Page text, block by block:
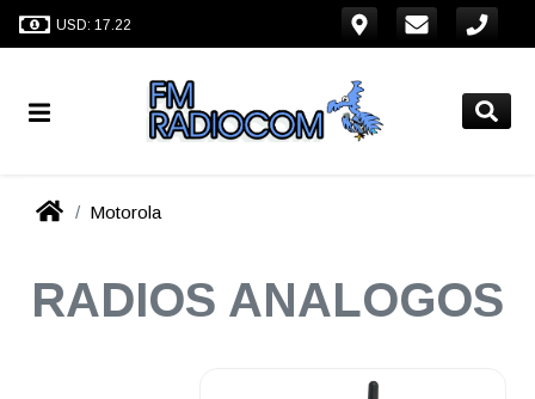
USD: 17.22
Motorola
RADIOS ANALOGOS